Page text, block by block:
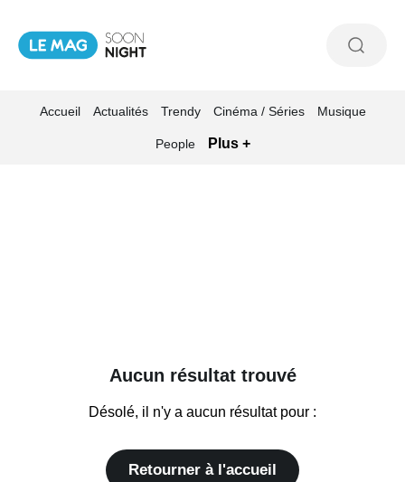
Accueil Actualités Trendy Cinéma / Séries Musique
People Plus +
Aucun résultat trouvé
Désolé, il n'y a aucun résultat pour :
Retourner à l'accueil